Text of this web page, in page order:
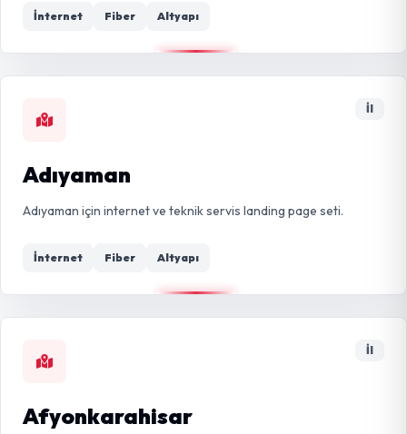
İnternet Fiber Altyapı
İl
Adıyaman
Adıyaman için internet ve teknik servis landing page seti.
İnternet Fiber Altyapı
İl
Afyonkarahisar